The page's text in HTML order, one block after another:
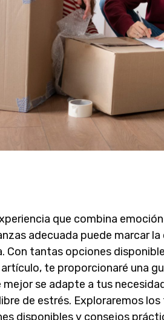
que combina
adecuada puede marcar
Con tantas opciones
te proporcionaré una
mejor se adapte a tus
de estrés. Exploraremos
disponibles y consejos